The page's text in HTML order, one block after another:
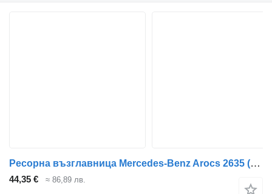
Ресорна възглавница Mercedes-Benz Arocs 2635 (01.13-) A9603220409 за влекач Mercedes-Benz Actros MP4 Antos Arocs (2012-)
44,35 € ≈ 86,89 лв.